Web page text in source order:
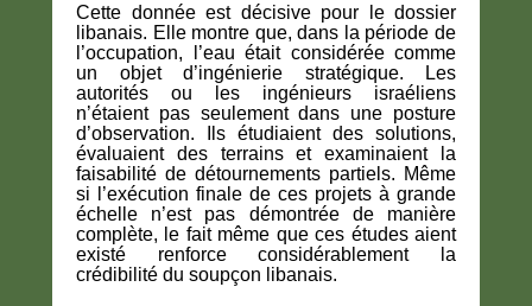
Cette donnée est décisive pour le dossier
libanais. Elle montre que, dans la période de
l’occupation, l’eau était considérée comme
un objet d’ingénierie stratégique. Les
autorités ou les ingénieurs israéliens
n’étaient pas seulement dans une posture
d’observation. Ils étudiaient des solutions,
évaluaient des terrains et examinaient la
faisabilité de détournements partiels. Même
si l’exécution finale de ces projets à grande
échelle n’est pas démontrée de manière
complète, le fait même que ces études aient
existé renforce considérablement la
crédibilité du soupçon libanais.